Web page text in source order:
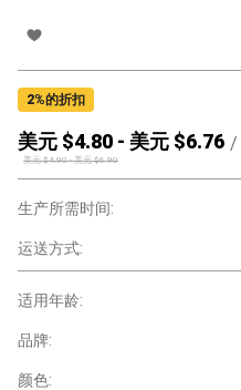
2%的折扣
美元 $4.80 - 美元 $6.76 /
美元 $4.90-美元 $6.90
生产所需时间:
运送方式:
适用年龄:
品牌:
颜色: